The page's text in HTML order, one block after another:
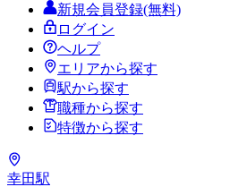
新規会員登録(無料)
ログイン
ヘルプ
エリアから探す
駅から探す
職種から探す
特徴から探す
幸田駅